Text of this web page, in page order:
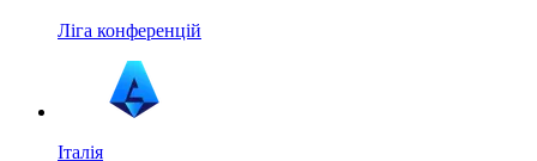
Ліга конференцій
Італія